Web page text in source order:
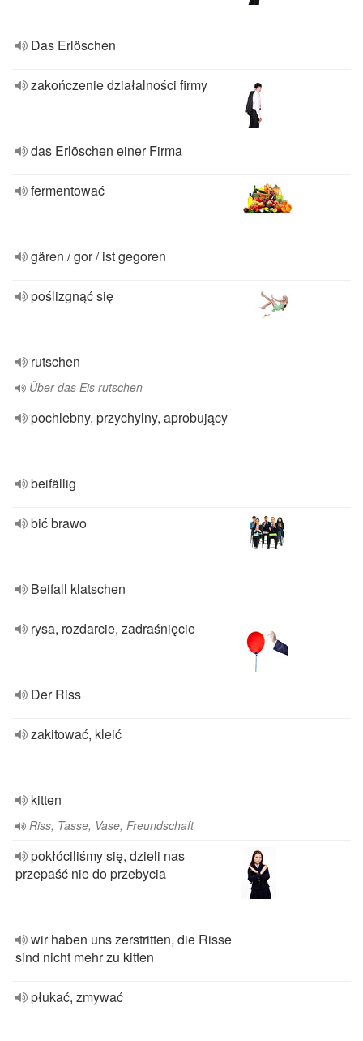
Das Erlöschen
zakończenie działalności firmy
das Erlöschen einer Firma
fermentować
gären / gor / ist gegoren
poślizgnąć się
rutschen
Über das Eis rutschen
pochlebny, przychylny, aprobujący
beifällig
bić brawo
Beifall klatschen
rysa, rozdarcie, zadraśnięcie
Der Riss
zakitować, kleić
kitten
Riss, Tasse, Vase, Freundschaft
pokłóciliśmy się, dzieli nas
przepaść nie do przebycia
wir haben uns zerstritten, die Risse
sind nicht mehr zu kitten
płukać, zmywać